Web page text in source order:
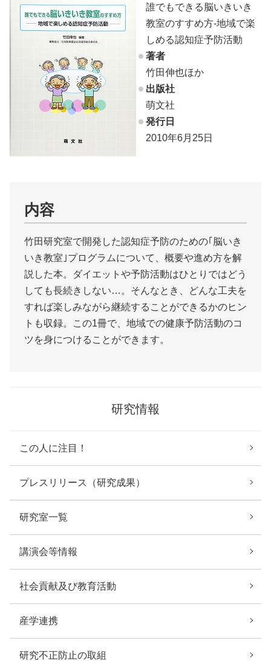
誰でもできる脳いきいき
教室のすすめ方‐地域で楽
しめる認知症予防活動
著者
竹田伸也ほか
出版社
萌文社
発行日
2010年6月25日
内容
竹田研究室で開発した認知症予防のための｢脳いき
いき教室｣プログラムについて、概要や進め方を解
説した本。ダイエットや予防活動はひとりではどう
しても長続きしない…。そんなとき、どんな工夫を
すれば楽しみながら継続することができるかのヒン
トも収録。この1冊で、地域での健康予防活動のコ
ツを身につけることができます。
研究情報
この人に注目！
プレスリリース（研究成果）
研究室一覧
講演会等情報
社会貢献及び教育活動
産学連携
研究不正防止の取組